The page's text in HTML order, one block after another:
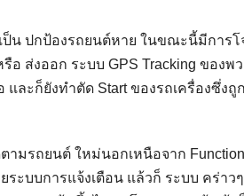
ป็น ปกป้องรถยนต์หาย ในขณะนี้มีการโ
ส่งออก ระบบ GPS Tracking ของพ
ละก็ยังทำตัด Start ของรถเครื่องซึ่งถู
ามรถยนต์ ใหม่นอกเหนือจาก
ะบบการแจ้งเตือน แล้วก็ ระบบ คร่าว